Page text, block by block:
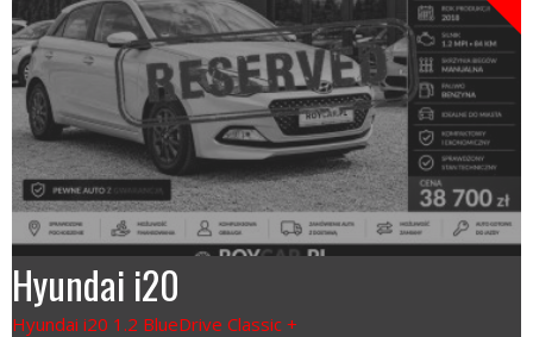
Hyundai i20
Hyundai i20 1.2 BlueDrive Classic +